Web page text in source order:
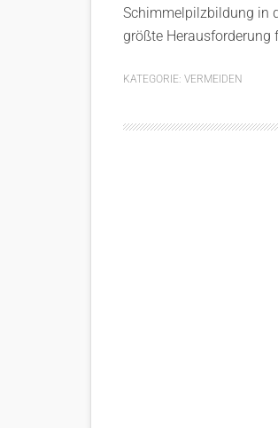
Schimmelpilzbildung in
größte Herausforderung
KATEGORIE: VERMEIDEN